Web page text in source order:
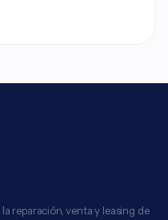
reparación, venta y leasing de